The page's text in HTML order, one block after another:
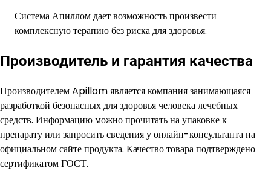
Система Апиллом дает возможность произвести
комплексную терапию без риска для здоровья.
Производитель и гарантия качества
Производителем Apillom является компания занимающаяся
разработкой безопасных для здоровья человека лечебных
средств. Информацию можно прочитать на упаковке к
препарату или запросить сведения у онлайн-консультанта на
официальном сайте продукта. Качество товара подтверждено
сертификатом ГОСТ.